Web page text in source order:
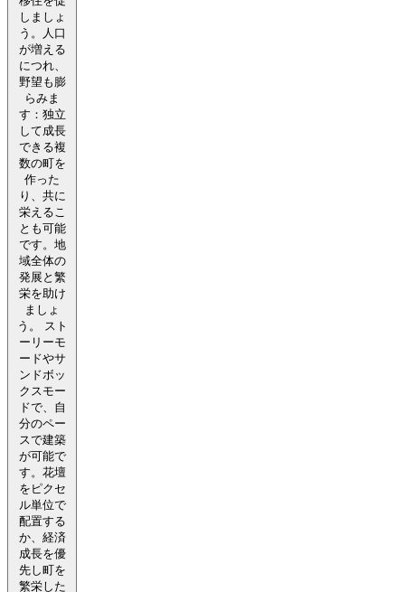
しましょ
う。人口
が増える
につれ、
野望も膨
らみま
す：独立
して成長
できる複
数の町を
作った
り、共に
栄えるこ
とも可能
です。地
域全体の
発展と繁
栄を助け
ましょ
う。 スト
ーリーモ
ードやサ
ンドボッ
クスモー
ドで、自
分のペー
スで建築
が可能で
す。花壇
をピクセ
ル単位で
配置する
か、経済
成長を優
先し町を
繁栄した